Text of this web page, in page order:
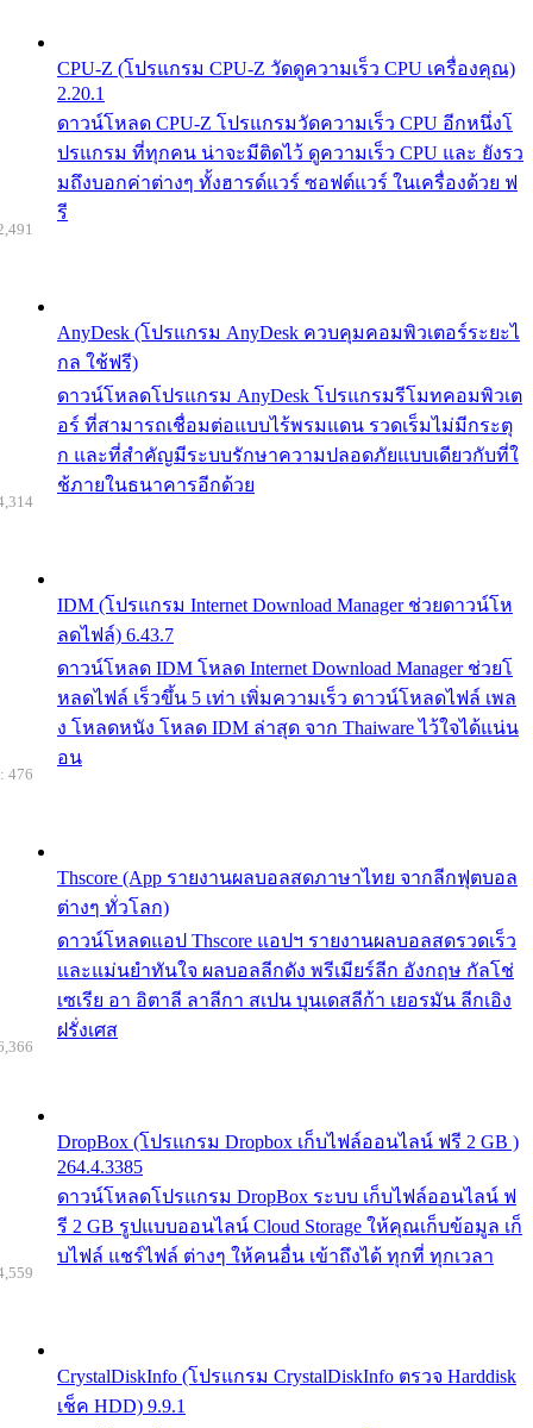
CPU-Z (โปรแกรม CPU-Z วัดดูความเร็ว CPU เครื่องคุณ)
2.20.1
ดาวน์โหลด CPU-Z โปรแกรมวัดความเร็ว CPU อีกหนึ่งโ
ปรแกรม ที่ทุกคน น่าจะมีติดไว้ ดูความเร็ว CPU และ ยังรว
มถึงบอกค่าต่างๆ ทั้งฮารด์แวร์ ซอฟต์แวร์ ในเครื่องด้วย ฟ
รี
AnyDesk (โปรแกรม AnyDesk ควบคุมคอมพิวเตอร์ระยะไ
กล ใช้ฟรี)
ดาวน์โหลดโปรแกรม AnyDesk โปรแกรมรีโมทคอมพิวเต
อร์ ที่สามารถเชื่อมต่อแบบไร้พรมแดน รวดเร็มไม่มีกระตุ
ก และที่สำคัญมีระบบรักษาความปลอดภัยแบบเดียวกับที่ใ
ช้ภายในธนาคารอีกด้วย
IDM (โปรแกรม Internet Download Manager ช่วยดาวน์โห
ลดไฟล์) 6.43.7
ดาวน์โหลด IDM โหลด Internet Download Manager ช่วยโ
หลดไฟล์ เร็วขึ้น 5 เท่า เพิ่มความเร็ว ดาวน์โหลดไฟล์ เพล
ง โหลดหนัง โหลด IDM ล่าสุด จาก Thaiware ไว้ใจได้แน่น
อน
Thscore (App รายงานผลบอลสดภาษาไทย จากลีกฟุตบอล
ต่างๆ ทั่วโลก)
ดาวน์โหลดแอป Thscore แอปฯ รายงานผลบอลสดรวดเร็ว
และแม่นยำทันใจ ผลบอลลีกดัง พรีเมียร์ลีก อังกฤษ กัลโช่
เซเรีย อา อิตาลี ลาลีกา สเปน บุนเดสลีก้า เยอรมัน ลีกเอิง
ฝรั่งเศส
476
DropBox (โปรแกรม Dropbox เก็บไฟล์ออนไลน์ ฟรี 2 GB )
264.4.3385
ดาวน์โหลดโปรแกรม DropBox ระบบ เก็บไฟล์ออนไลน์ ฟ
รี 2 GB รูปแบบออนไลน์ Cloud Storage ให้คุณเก็บข้อมูล เก็
บไฟล์ แชร์ไฟล์ ต่างๆ ให้คนอื่น เข้าถึงได้ ทุกที่ ทุกเวลา
CrystalDiskInfo (โปรแกรม CrystalDiskInfo ตรวจ Harddisk
เช็ค HDD) 9.9.1